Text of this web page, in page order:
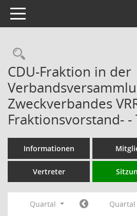
Toggle navigation
Rechercheauswahl
CDU-Fraktion in der
Zweckverbandes
Fraktionsvorstand-
Informationen
Vertreter
Quartal Quartal